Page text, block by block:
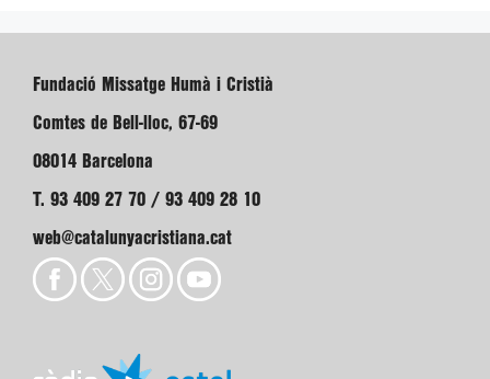
Fundació Missatge Humà i Cristià
Comtes de Bell-lloc, 67-69
08014 Barcelona
T. 93 409 27 70 / 93 409 28 10
web@catalunyacristiana.cat